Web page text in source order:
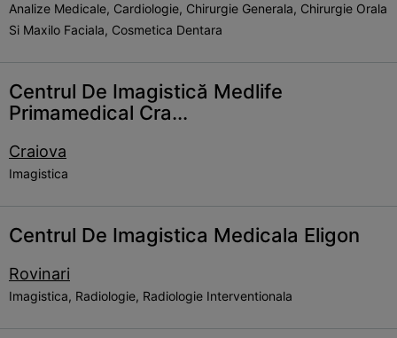
Analize Medicale, Cardiologie, Chirurgie Generala, Chirurgie Orala
Si Maxilo Faciala, Cosmetica Dentara
Centrul De Imagistică Medlife
Primamedical Cra...
Craiova
Imagistica
Centrul De Imagistica Medicala Eligon
Rovinari
Imagistica, Radiologie, Radiologie Interventionala